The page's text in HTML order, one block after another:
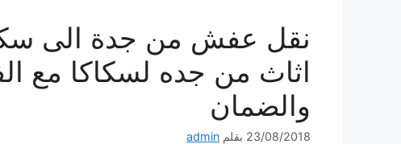
نقل عفش من جدة الى
اثاث من جده لسكاكا مع
والضمان
23/08/2018 بقلم admin